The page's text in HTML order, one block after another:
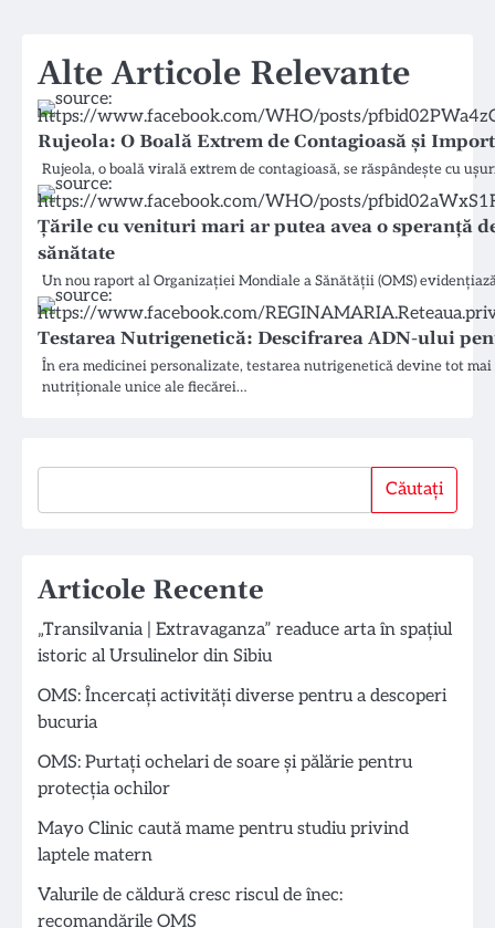
Alte Articole Relevante
Rujeola: O Boală Extrem de Contagioasă și
Rujeola, o boală virală extrem de contagioasă, se răspândește cu
Țările cu venituri mari ar putea avea o speranță
sănătate
Un nou raport al Organizației Mondiale a Sănătății (OMS)
Testarea Nutrigenetică: Descifrarea ADN-ului
În era medicinei personalizate, testarea nutrigenetică devine tot
nutriționale unice ale fiecărei…
Căutați
Articole Recente
„Transilvania | Extravaganza” readuce arta în spațiul
istoric al Ursulinelor din Sibiu
OMS: Încercați activități diverse pentru a descoperi
bucuria
OMS: Purtați ochelari de soare și pălărie pentru
protecția ochilor
Mayo Clinic caută mame pentru studiu privind
laptele matern
Valurile de căldură cresc riscul de înec:
recomandările OMS